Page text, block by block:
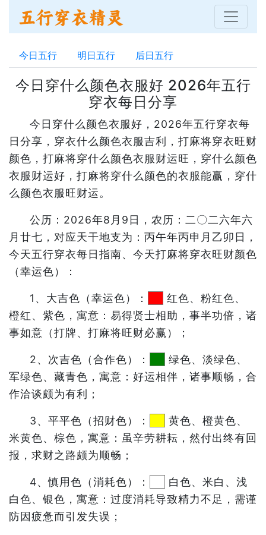
今日五行 明日五行 后日五行
今日穿什么颜色衣服好 2026年五行
穿衣每日分享
今日穿什么颜色衣服好，2026年五行穿衣每
日分享，穿衣什么颜色衣服吉利，打麻将穿衣旺财
颜色，打麻将穿什么颜色衣服财运旺，穿什么颜色
衣服财运好，打麻将穿什么颜色的衣服能赢，穿什
么颜色衣服旺财运。
公历：2026年8月9日，农历：二〇二六年六
月廿七，对应天干地支为：丙午年丙申月乙卯日，
今天五行穿衣每日指南、今天打麻将穿衣旺财颜色
（幸运色）：
1、大吉色（幸运色）：
红色、粉红色、
橙红、紫色，寓意：易得贤士相助，事半功倍，诸
事如意（打牌、打麻将旺财必赢）；
2、次吉色（合作色）：
绿色、淡绿色、
军绿色、藏青色，寓意：好运相伴，诸事顺畅，合
作洽谈颇为有利；
3、平平色（招财色）：
黄色、橙黄色、
米黄色、棕色，寓意：虽辛劳耕耘，然付出终有回
报，求财之路颇为顺畅；
4、慎用色（消耗色）：
白色、米白、浅
白色、银色，寓意：过度消耗导致精力不足，需谨
防因疲惫而引发失误；